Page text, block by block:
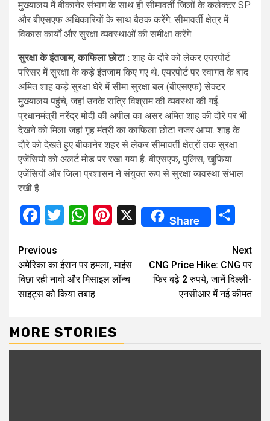
मुख्यालय में बीकानेर संभाग के साथ ही सीमावर्ती जिलों के कलेक्टर SP
और बीएसएफ अधिकारियों के साथ बैठक करेंगे. सीमावर्ती क्षेत्र में
विकास कार्यों और सुरक्षा व्यवस्थाओं की समीक्षा करेंगे.
सुरक्षा के इंतजाम, काफिला छोटा : शाह के दौरे को लेकर एयरपोर्ट
परिसर में सुरक्षा के कड़े इंतजाम किए गए थे. एयरपोर्ट पर स्वागत के बाद
अमित शाह कड़े सुरक्षा घेरे में सीमा सुरक्षा बल (बीएसएफ) सेक्टर
मुख्यालय पहुंचे, जहां उनके रात्रि विश्राम की व्यवस्था की गई.
प्रधानमंत्री नरेंद्र मोदी की अपील का असर अमित शाह की दौरे पर भी
देखने को मिला जहां गृह मंत्री का काफिला छोटा नजर आया. शाह के
दौरे को देखते हुए बीकानेर शहर से लेकर सीमावर्ती क्षेत्रों तक सुरक्षा
एजेंसियों को अलर्ट मोड पर रखा गया है. बीएसएफ, पुलिस, खुफिया
एजेंसियों और जिला प्रशासन ने संयुक्त रूप से सुरक्षा व्यवस्था संभाल
रखी है.
Facebook
Twitter
WhatsApp
Pinterest
X Share
Continue
Reading
Previous
अमेरिका का ईरान पर हमला, माइंस
बिछा रही नावों और मिसाइल लॉन्च
साइट्स को किया तबाह
Next
CNG Price Hike: CNG पर
फिर बढ़े 2 रुपये, जानें दिल्ली-
एनसीआर में नई कीमत
MORE STORIES